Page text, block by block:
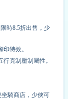
時8.5折出售，少
特效。
克制壓制屬性。
騎商店，少俠可